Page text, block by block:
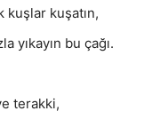
kuşlar kuşatın,
yıkayın bu çağı.
terakki,